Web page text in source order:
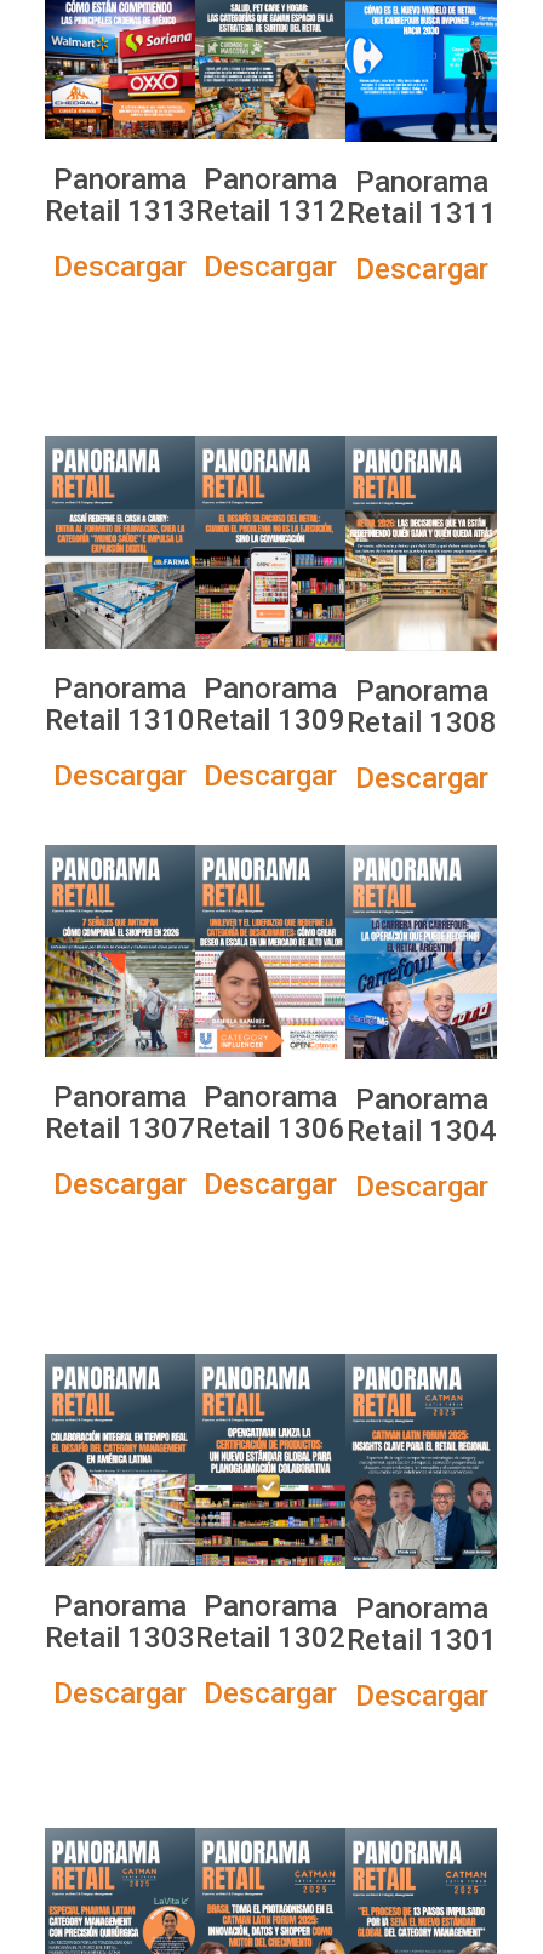
Panorama
Retail 1313
Descargar
Panorama
Retail 1312
Descargar
Panorama
Retail 1311
Descargar
Panorama
Retail 1310
Descargar
Panorama
Retail 1309
Descargar
Panorama
Retail 1308
Descargar
Panorama
Retail 1307
Descargar
Panorama
Retail 1306
Descargar
Panorama
Retail 1304
Descargar
Panorama
Retail 1303
Descargar
Panorama
Retail 1302
Descargar
Panorama
Retail 1301
Descargar